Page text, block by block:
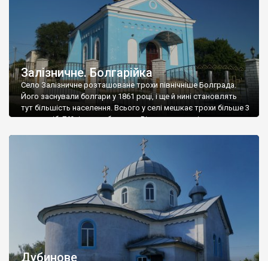
Залізничне. Болгарійка
Село Залізничне розташоване трохи північніше Болграда.
Його заснували болгари у 1861 році, і ще й нині становлять
тут більшість населення. Всього у селі мешкає трохи більше 3
тисяч осіб, 76% із них – болгари. Від заснування і до хтозна
1930 році, коли Бессарабія була у межах Румунії, […]
Дубинове